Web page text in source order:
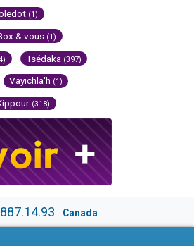
(1)
& vous (1)
Tsédaka (397)
Vayichla'h (1)
(318)
Canada